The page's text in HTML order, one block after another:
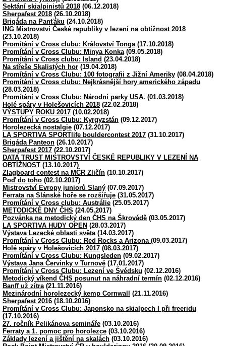
Sektání skialpinistů 2018 (06.12.2018)
Sherpafest 2018 (26.10.2018)
Brigáda na Panťáku (24.10.2018)
ING Mistrovství České republiky v lezení na obtížnost 2018
(23.10.2018)
Promítání v Cross clubu: Království Tonga(17.10.2018)
Promítání v Cross Clubu: Minya Konka(09.05.2018)
Promítání v Cross clubu: Island (23.04.2018)
Na střeše Skalistých hor (19.04.2018)
Promítání v Cross Clubu: 100 fotografii z Jižní Ameriky (08.04.2018)
Promítání v Cross clubu: Nejkrásnější hory amerického západu
(28.03.2018)
Promítání v Cross Clubu: Národní parky USA. (01.03.2018)
Holé spáry v Holešovicích 2018 (22.02.2018)
VÝSTUPY ROKU 2017 (10.02.2018)
Promítání v Cross Clubu: Kyrgyzstán (09.12.2017)
Horolezecká nostalgie (07.12.2017)
LA SPORTIVA SPORTlife bouldercontest 2017 (31.10.2017)
Brigáda Panteon (26.10.2017)
Sherpafest 2017 (22.10.2017)
DATA TRUST MISTROVSTVÍ ČESKÉ REPUBLIKY V LEZENÍ NA
OBTÍŽNOST (13.10.2017)
Zlagboard contest na MČR Zličín (10.10.2017)
Poď do toho (02.10.2017)
Mistrovství Evropy juniorů Slaný (07.09.2017)
Ferrata na Slánské hoře se rozšiřuje (31.05.2017)
Promítání v Cross clubu: Austrálie (25.05.2017)
METODICKÉ DNY ČHS (24.05.2017)
Pozvánka na metodický den ČHS na Škrovádě (03.05.2017)
LA SPORTIVA HUDY OPEN (28.03.2017)
Výstava Lezecké oblasti světa(14.03.2017)
Promítání v Cross Clubu: Red Rocks a Arizona (09.03.2017)
Holé spáry v Holešovicích 2017 (08.03.2017)
Promítání v Cross Clubu: Kungsleden (09.02.2017)
Výstava Jana Červinky v Turnově (17.01.2017)
Promítání v Cross Clubu: Lezení ve Švédsku (02.12.2016)
Metodický víkend ČHS posunut na náhradní termín (02.12.2016)
Banff už zítra(21.11.2016)
Mezinárodní horolezecký kemp Cornwall
(21.11.2016)
Sherpafest 2016 (18.10.2016)
Promítání v Cross Clubu: Japonsko na skialpech I při freeridu
(17.10.2016)
27. ročník Pelikánova semináře (03.10.2016)
Ferraty a 1. pomoc pro horolezce (03.10.2016)
Základy lezení a jištění na skalách (03.10.2016)